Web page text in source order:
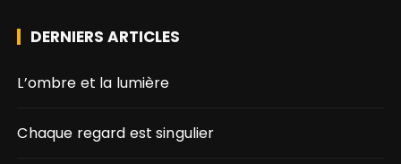
DERNIERS ARTICLES
L’ombre et la lumière
Chaque regard est singulier